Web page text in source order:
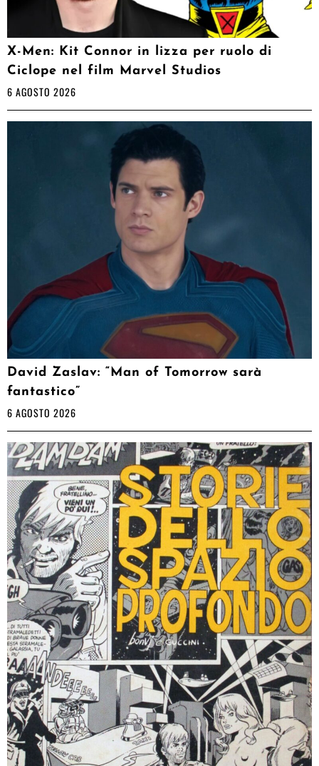
X-Men: Kit Connor in lizza per ruolo di
Ciclope nel film Marvel Studios
6 AGOSTO 2026
David Zaslav: “Man of Tomorrow sarà
fantastico”
6 AGOSTO 2026